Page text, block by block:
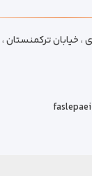
ترکمنستان ، پلاک ۴۲ ،